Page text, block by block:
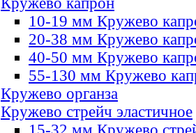
10-19 мм Кружево
20-38 мм Кружево
40-50 мм Кружево
55-130 мм Кружево
Кружево органза
Кружево стрейч эластичное